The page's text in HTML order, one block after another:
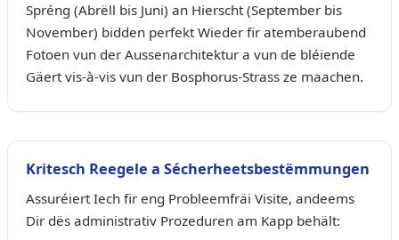
Spréng (Abrëll bis Juni) an Hierscht (September bis
November) bidden perfekt Wieder fir atemberaubend
Fotoen vun der Aussenarchitektur a vun de bléiende
Gäert vis-à-vis vun der Bosphorus-Strass ze maachen.
Kritesch Reegele a Sécherheetsbestëmmungen
Assuréiert Iech fir eng Probleemfräi Visite, andeems
Dir dës administrativ Prozeduren am Kapp behält: